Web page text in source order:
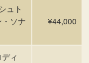
ュト
ソナ
¥44,000
ィ